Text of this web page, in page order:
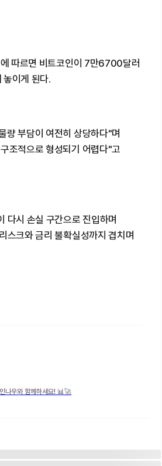
따르면 비트코인이 7만6700달러
이게 된다.
량 부담이 여전히 상당하다"며
조적으로 형성되기 어렵다"고
다시 손실 구간으로 진입하며
스크와 금리 불확실성까지 겹치며
나우와 함께하세요! 📊🚀